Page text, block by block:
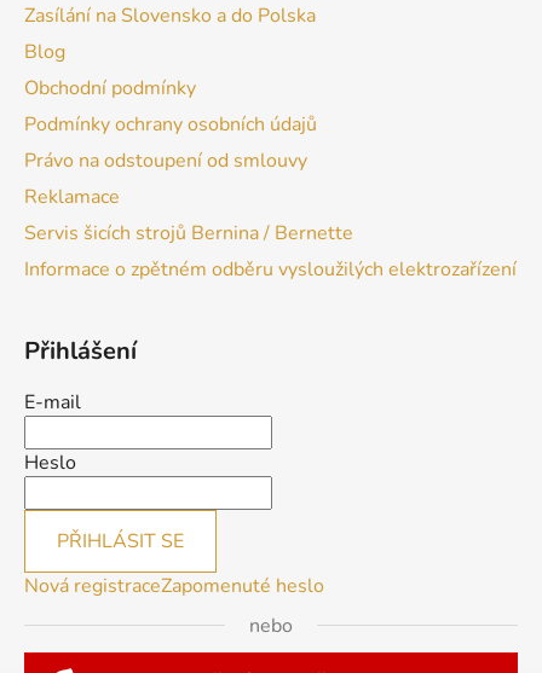
Zasílání na Slovensko a do Polska
Blog
Obchodní podmínky
Podmínky ochrany osobních údajů
Právo na odstoupení od smlouvy
Reklamace
Servis šicích strojů Bernina / Bernette
Informace o zpětném odběru vysloužilých elektrozařízení
Přihlášení
E-mail
Heslo
PŘIHLÁSIT SE
Nová registraceZapomenuté heslo
nebo